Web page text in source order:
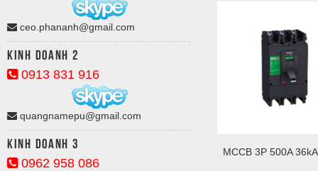
Giỏ hàng
MCCB 3P 500A 36kA
ceo.phananh@gmail.com
Kinh doanh 2
0913 831 916
quangnamepu@gmail.com
Kinh doanh 3
0962 958 086